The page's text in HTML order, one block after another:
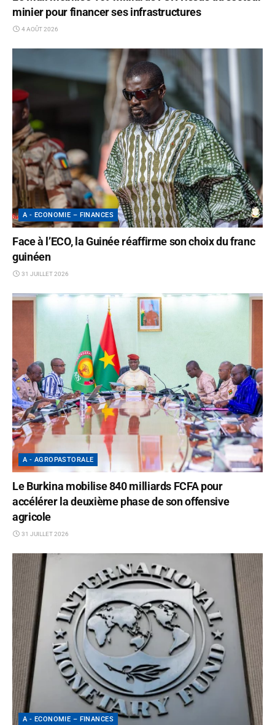
minier pour financer ses infrastructures
4 AOÛT 2026
A - ECONOMIE – FINANCES
Face à l’ECO, la Guinée réaffirme son choix du franc
guinéen
31 JUILLET 2026
A - AGROPASTORALE
Le Burkina mobilise 840 milliards FCFA pour
accélérer la deuxième phase de son offensive
agricole
31 JUILLET 2026
A - ECONOMIE – FINANCES